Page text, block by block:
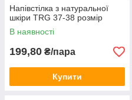
Напівстілка з натуральної
шкіри TRG 37-38 розмір
В наявності
199,80 ₴/пара
Купити